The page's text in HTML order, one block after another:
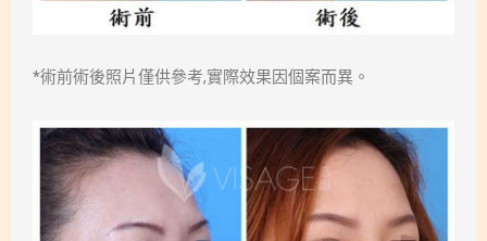
*術前術後照片僅供參考,實際效果因個案而異。